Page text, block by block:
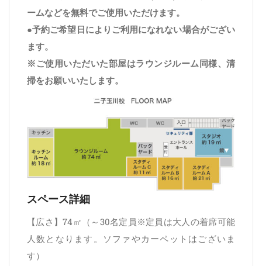
ームなどを無料でご使用いただけます。
●予約ご希望日によりご利用になれない場合がござい
ます。
※ご使用いただいた部屋はラウンジルーム同様、清
掃をお願いいたします。
スペース詳細
【広さ】74㎡（～30名定員※定員は大人の着席可能
人数となります。ソファやカーペットはございま
す）